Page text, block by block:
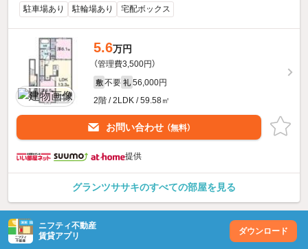
駐車場あり 駐輪場あり 宅配ボックス
5.6万円
（管理費3,500円）
敷 不要 礼 56,000円
2階 / 2LDK / 59.58㎡
お問い合わせ （無料）
提供
グランツササキのすべての部屋を見る
ニフティ不動産
賃貸アプリ
ダウンロード